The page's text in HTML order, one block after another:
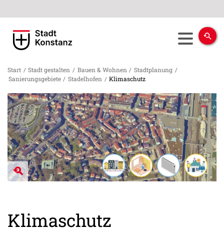
Start / Stadt gestalten / Bauen & Wohnen / Stadtplanung /
Sanierungsgebiete / Stadelhofen / Klimaschutz
Klimaschutz